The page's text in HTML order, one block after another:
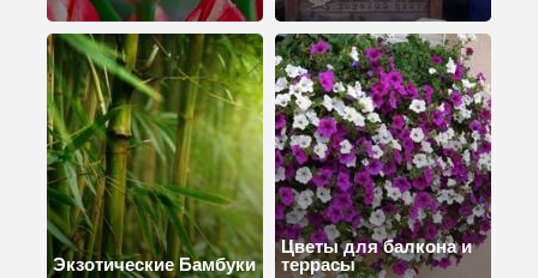
Экзотические Бамбуки
Цветы для балкона и
террасы